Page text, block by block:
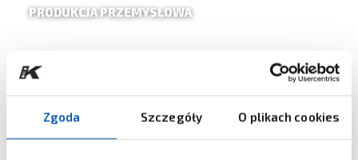
Zgoda Szczegóły O plikach cookies
PRODUKCJA PRZEMYSŁOWA